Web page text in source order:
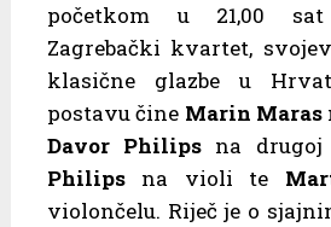
početkom u 21,00
Zagrebački kvartet,
klasične glazbe u
postavu čine Marin Maras
Davor Philips na
Philipsna violi te
violončelu. Riječ je o